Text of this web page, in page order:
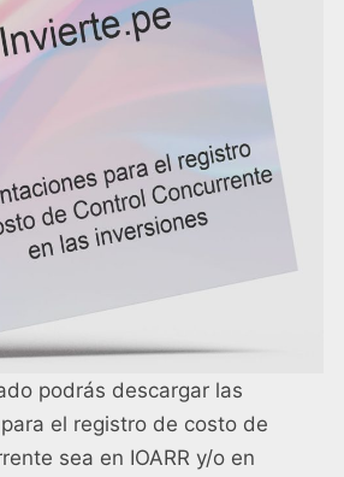
podrás descargar las
el registro de costo de
sea en IOARR y/o en